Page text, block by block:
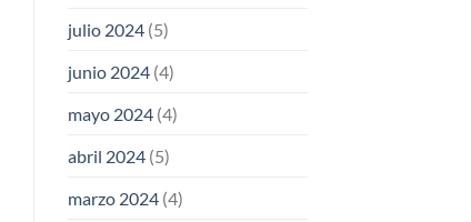
julio 2024(5)
junio 2024(4)
mayo 2024(4)
abril 2024(5)
marzo 2024(4)